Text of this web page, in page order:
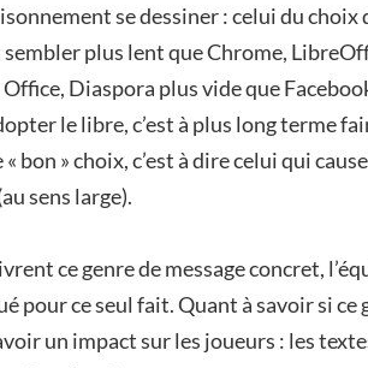
se dessiner : celui du choix
plus lent que Chrome,
Diaspora plus vide que
le libre, c’est à plus long terme
bon » choix, c’est à dire celui qui
sens large).
ce genre de message concret,
pour ce seul fait. Quant à savoir si ce
un impact sur les joueurs : les